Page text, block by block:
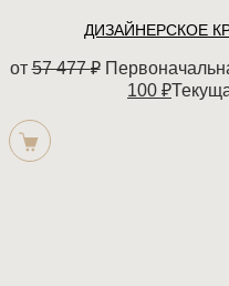
ДИЗАЙНЕРСКОЕ
от57 477₽
100 ₽